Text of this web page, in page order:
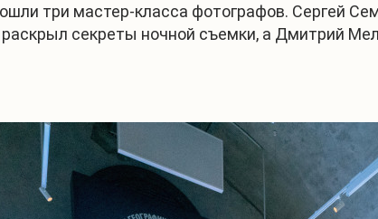
три мастер-класса фотографов. Сергей
секреты ночной съемки, а Дмитрий